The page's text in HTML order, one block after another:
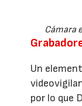
Cámara
Un
por lo que